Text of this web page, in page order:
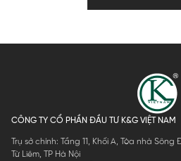
CÔNG TY CỔ PHẦN ĐẦU TƯ K&G VIỆT NAM
Trụ sở chính: Tầng 11, Khối A, Tòa nhà
Từ Liêm, TP Hà Nội